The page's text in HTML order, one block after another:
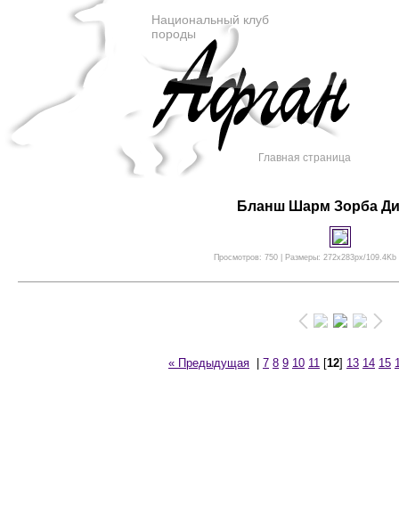
Национальный клуб
породы
Главная страница
Бланш Шарм Зорба
Просмотров: 750 | Размеры: 272x283px/109.4Kb
« Предыдущая 7 8 9 10 11 [12] 13 14 15